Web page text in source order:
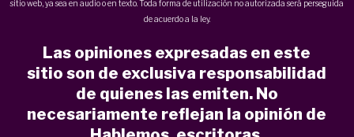
sitio web, ya sea en audio o en texto. Toda forma de utilización no autorizada será perseguida
de acuerdo a la ley.
Las opiniones expresadas en este
sitio son de exclusiva responsabilidad
de quienes las emiten. No
necesariamente reflejan la opinión de